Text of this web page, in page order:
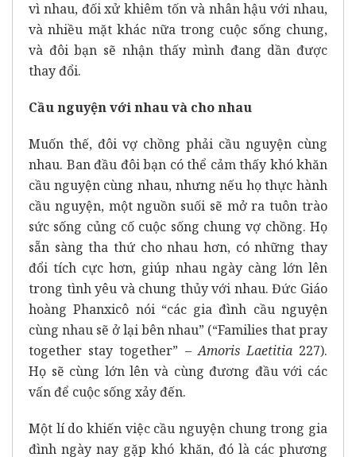
vì nhau, đối xử khiêm tốn và nhân hậu với nhau,
và nhiều mặt khác nữa trong cuộc sống chung,
và đôi bạn sẽ nhận thấy mình đang dần được
thay đổi.
Cầu nguyện với nhau và cho nhau
Muốn thế, đôi vợ chồng phải cầu nguyện cùng
nhau. Ban đầu đôi bạn có thể cảm thấy khó khăn
cầu nguyện cùng nhau, nhưng nếu họ thực hành
cầu nguyện, một nguồn suối sẽ mở ra tuôn trào
sức sống củng cố cuộc sống chung vợ chồng. Họ
sẵn sàng tha thứ cho nhau hơn, có những thay
đổi tích cực hơn, giúp nhau ngày càng lớn lên
trong tình yêu và chung thủy với nhau. Đức Giáo
hoàng Phanxicô nói “các gia đình cầu nguyện
cùng nhau sẽ ở lại bên nhau” (“Families that pray
together stay together” –Amoris Laetitia227).
Họ sẽ cùng lớn lên và cùng đương đầu với các
vấn để cuộc sống xảy đến.
Một lí do khiến việc cầu nguyện chung trong gia
đình ngày nay gặp khó khăn, đó là các phương